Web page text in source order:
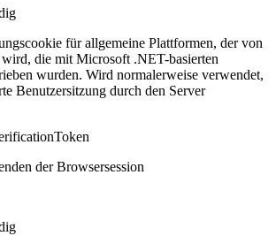
für allgemeine Plattformen, der von
wird, die mit Microsoft .NET-basierten
wurden. Wird normalerweise verwendet,
Benutzersitzung durch den Server
der Browsersession